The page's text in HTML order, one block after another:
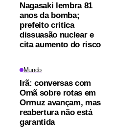
Nagasaki lembra 81
anos da bomba;
prefeito critica
dissuasão nuclear e
cita aumento do risco
Mundo
Irã: conversas com
Omã sobre rotas em
Ormuz avançam, mas
reabertura não está
garantida